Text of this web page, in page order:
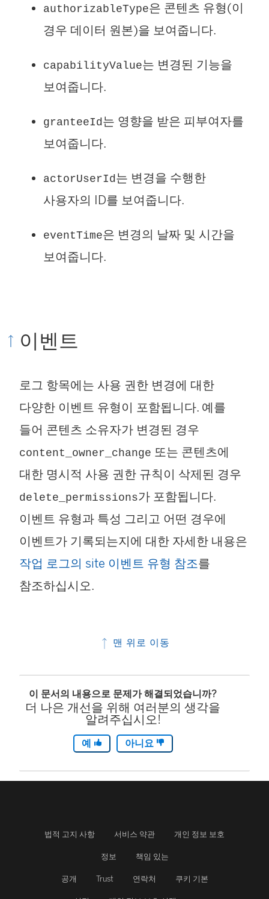
authorizableType은 콘텐츠 유형(이
경우 데이터 원본)을 보여줍니다.
capabilityValue는 변경된 기능을
보여줍니다.
granteeId는 영향을 받은 피부여자를
보여줍니다.
actorUserId는 변경을 수행한
사용자의 ID를 보여줍니다.
eventTime은 변경의 날짜 및 시간을
보여줍니다.
이벤트
로그 항목에는 사용 권한 변경에 대한
다양한 이벤트 유형이 포함됩니다. 예를
들어 콘텐츠 소유자가 변경된 경우
content_owner_change 또는 콘텐츠에
대한 명시적 사용 권한 규칙이 삭제된 경우
delete_permissions가 포함됩니다.
이벤트 유형과 특성 그리고 어떤 경우에
이벤트가 기록되는지에 대한 자세한 내용은
작업 로그의 site 이벤트 유형 참조를
참조하십시오.
맨 위로 이동
이 문서의 내용으로 문제가 해결되었습니까?
더 나은 개선을 위해 여러분의 생각을
알려주십시오!
예 아니요
법적 고지 사항 서비스 약관 개인 정보 보호
정보 책임 있는
공개 Trust 연락처 쿠키 기본